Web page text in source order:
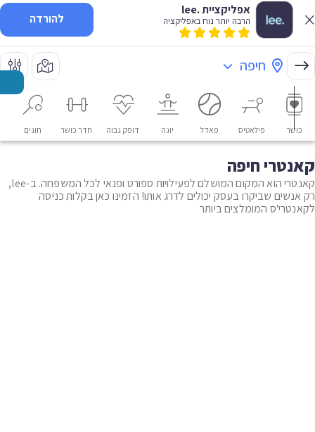
אפליקציית .lee
הרבה יותר נוח באפליקציה להורדה
חיפה
כושר פילאטיס פאדל יוגה דופק גבוה חדר כושר חוגים
קאנטרי חיפה
קאנטרי הוא המקום המושלם לפעילויות ספורט ופנאי לכל המשפחה. ב-lee,
רק אנשים שביקרו בעסק יכולים לדרג אותו! הזמינו כאן בקלות כניסה
לקאנטרי'ס המומלצים ביותר